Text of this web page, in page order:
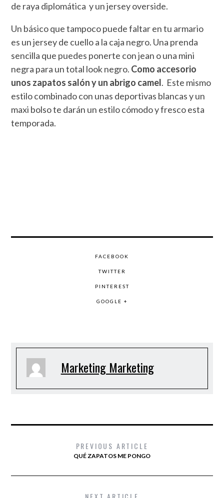
de raya diplomática y un jersey overside.
Un básico que tampoco puede faltar en tu armario
es un jersey de cuello a la caja negro. Una prenda
sencilla que puedes ponerte con jean o una mini
negra para un total look negro. Como accesorio
unos zapatos salón y un abrigo camel. Este mismo
estilo combinado con unas deportivas blancas y un
maxi bolso te darán un estilo cómodo y fresco esta
temporada.
FACEBOOK
TWITTER
PINTEREST
GOOGLE +
Marketing Marketing
PREVIOUS ARTICLE
QUÉ ZAPATOS ME PONGO